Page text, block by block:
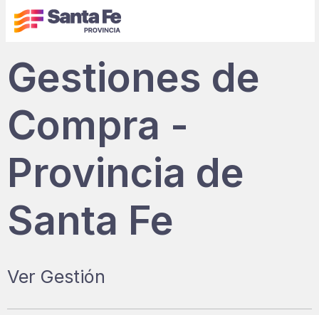
Gestiones de
Compra -
Provincia de
Santa Fe
Ver Gestión